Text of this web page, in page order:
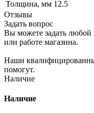
Толщина, мм 12.5
Отзывы
Задать вопрос
Вы можете задать любой
или работе магазина.
Наши
помогут.
Наличие
Наличие